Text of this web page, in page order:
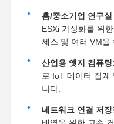
홈/중소기업 연구
ESXi 가상화를 위
세스 및 여러 VM을
산업용 엣지 컴퓨팅:
로 IoT 데이터 집계
니다.
네트워크 연결 저